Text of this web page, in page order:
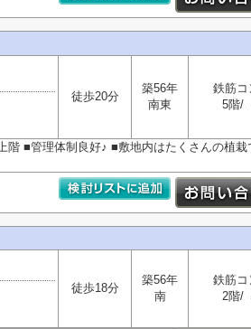
徒歩20分
築56年
南東
鉄筋コ
5階/
■管理体制良好♪ ■敷地内はたくさんの植栽
徒歩18分
築56年
南
鉄筋コ
2階/